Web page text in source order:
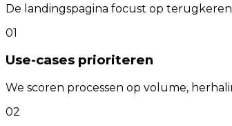
De landingspagina focust op
01
Use-cases prioriteren
We scoren processen op volume,
02